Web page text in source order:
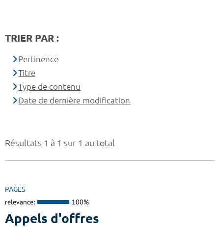
Résultats 1 à 1 sur 1 au total
PAGES
relevance: 100%
Appels d'offres
TRIER PAR :
Pertinence
Titre
Type de contenu
Date de dernière modification